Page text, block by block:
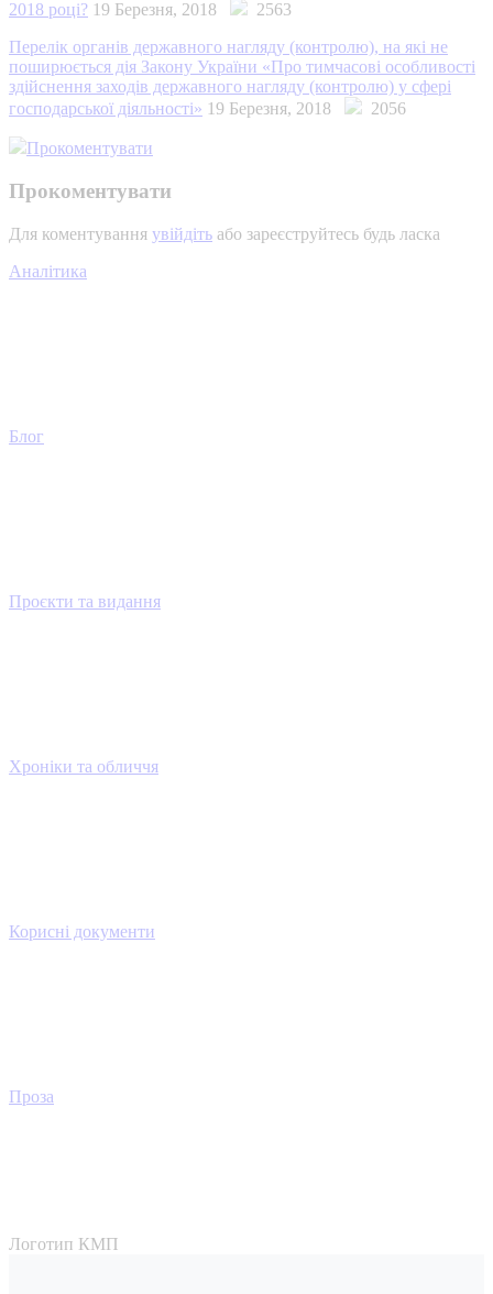
2018 році? 19 Березня, 2018
2563
Перелік органів державного нагляду (контролю), на які не
поширюється дія Закону України «Про тимчасові особливості
здійснення заходів державного нагляду (контролю) у сфері
господарської діяльності» 19 Березня, 2018 2056
Прокоментувати
Прокоментувати
Для коментування увійдіть або зареєструйтесь будь ласка
Аналітика
Блог
Проєкти та видання
Хроніки та обличчя
Корисні документи
Проза
Логотип КМП